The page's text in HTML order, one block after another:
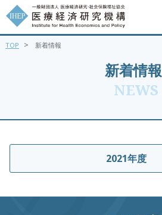
新着情報
NEWS
TOP > 新着情報
2021年度